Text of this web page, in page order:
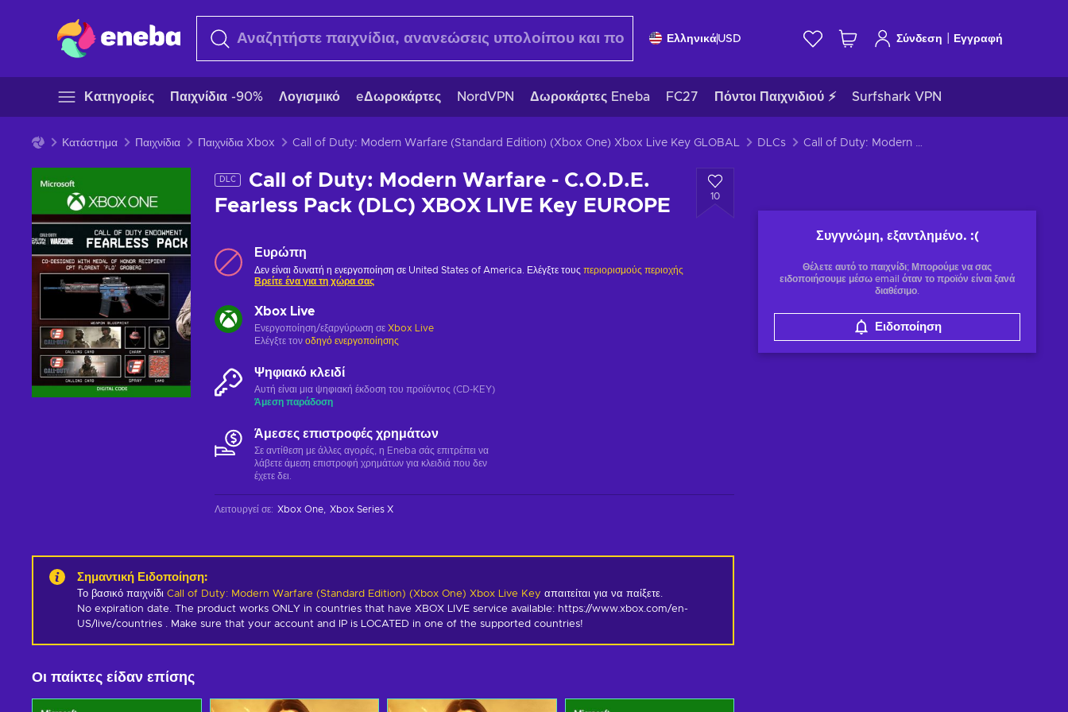
ΕλληνικάUSD Σύνδεση Εγγραφή
Κατηγορίες Παιχνίδια -90% Λογισμικό eΔωροκάρτες NordVPN Δωροκάρτες Eneba FC27 Πόντοι Παιχνιδιού ⚡ Surfshark VPN
Κατάστημα Παιχνίδια Παιχνίδια Xbox Call of Duty: Modern Warfare (Standard Edition) (Xbox One) Xbox Live Key GLOBAL DLCs Call of Duty: Modern Warfare - C.O.D.E. Fearless Pack (DLC) XBOX LIVE Key EUROPE
DLC
Call of Duty: Modern Warfare - C.O.D.E.
Fearless Pack (DLC) XBOX LIVE Key EUROPE
10
Συγγνώμη, εξαντλημένο. :(
Θέλετε αυτό το παιχνίδι; Μπορούμε να σας
ειδοποιήσουμε μέσω email όταν το προϊόν είναι ξανά
διαθέσιμο.
Ειδοποίηση
Ευρώπη
Δεν είναι δυνατή η ενεργοποίηση σε United States of America. Ελέγξτε τους περιορισμούς περιοχής
Βρείτε ένα για τη χώρα σας
Xbox Live
Ενεργοποίηση/εξαργύρωση σε Xbox Live
Ελέγξτε τον οδηγό ενεργοποίησης
Ψηφιακό κλειδί
Αυτή είναι μια ψηφιακή έκδοση του προϊόντος (CD-KEY)
Άμεση παράδοση
Άμεσες επιστροφές χρημάτων
Σε αντίθεση με άλλες αγορές, η Eneba σάς επιτρέπει να
λάβετε άμεση επιστροφή χρημάτων για κλειδιά που δεν
έχετε δει.
Λειτουργεί σε: Xbox One Xbox Series X
Σημαντική Ειδοποίηση:
Το βασικό παιχνίδι Call of Duty: Modern Warfare (Standard Edition) (Xbox One) Xbox Live Key απαιτείται για να παίξετε.
No expiration date. The product works ONLY in countries that have XBOX LIVE service available: https://www.xbox.com/en-
US/live/countries . Make sure that your account and IP is LOCATED in one of the supported countries!
Οι παίκτες είδαν επίσης